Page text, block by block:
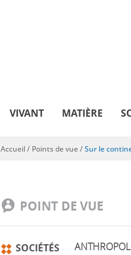
VIVANT MATIÈRE
Vous êtes ici
Accueil/ Points de vue/Sur le
POINT DE VUE
SOCIÉTÉS